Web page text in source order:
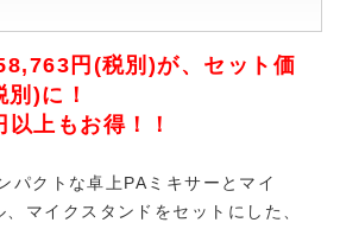
円(税別)が、セット価
)に！
上もお得！！
パクトな卓上PAミキサーとマイ
マイクスタンドをセットにした、